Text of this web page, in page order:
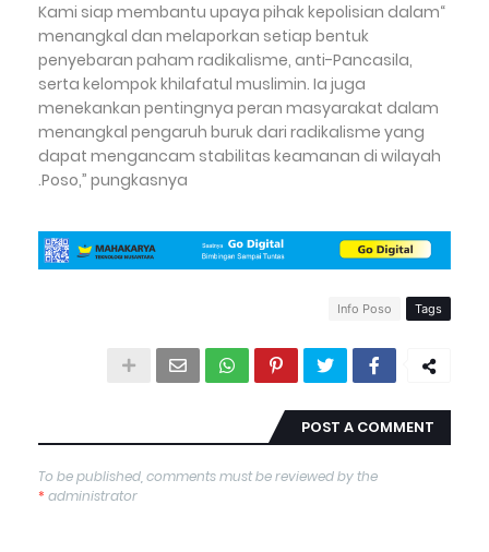
“Kami siap membantu upaya pihak kepolisian dalam
menangkal dan melaporkan setiap bentuk
penyebaran paham radikalisme, anti-Pancasila,
serta kelompok khilafatul muslimin. Ia juga
menekankan pentingnya peran masyarakat dalam
menangkal pengaruh buruk dari radikalisme yang
dapat mengancam stabilitas keamanan di wilayah
Poso,” pungkasnya.
Tags
Info Poso
POST A COMMENT
To be published, comments must be reviewed by the
administrator
*